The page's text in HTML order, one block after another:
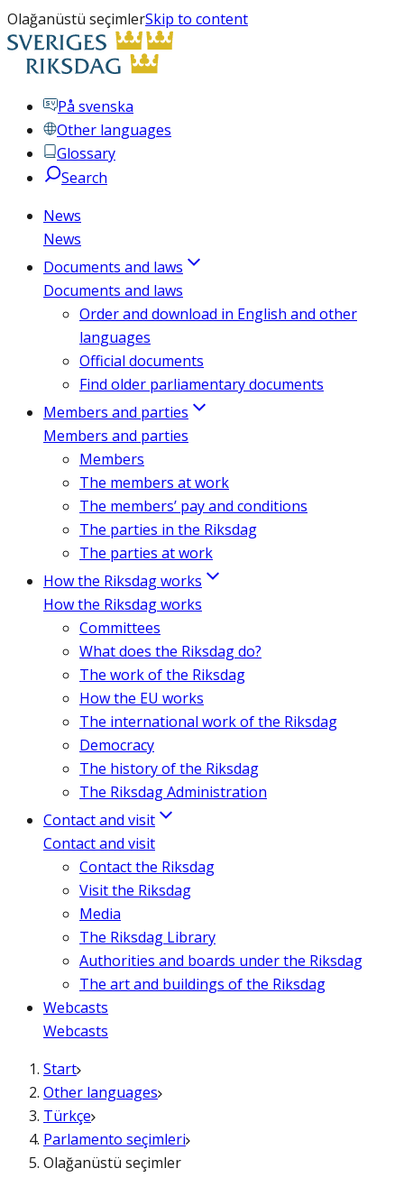
Olağanüstü seçimlerSkip to content
På svenska
Other languages
Glossary
Search
News
News
Documents and laws
Documents and laws
Order and download in English and other
languages
Official documents
Find older parliamentary documents
Members and parties
Members and parties
Members
The members at work
The members’ pay and conditions
The parties in the Riksdag
The parties at work
How the Riksdag works
How the Riksdag works
Committees
What does the Riksdag do?
The work of the Riksdag
How the EU works
The international work of the Riksdag
Democracy
The history of the Riksdag
The Riksdag Administration
Contact and visit
Contact and visit
Contact the Riksdag
Visit the Riksdag
Media
The Riksdag Library
Authorities and boards under the Riksdag
The art and buildings of the Riksdag
Webcasts
Webcasts
Start
Other languages
Türkçe
Parlamento seçimleri
Olağanüstü seçimler